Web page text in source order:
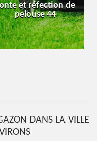
et réfection de
pelouse 44
DANS LA VILLE